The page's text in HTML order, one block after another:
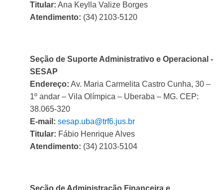
Titular: Ana Keylla Valize Borges
Atendimento: (34) 2103-5120
Seção de Suporte Administrativo e Operacional -
SESAP
Endereço: Av. Maria Carmelita Castro Cunha, 30 –
1º andar – Vila Olímpica – Uberaba – MG. CEP:
38.065-320
E-mail: sesap.uba@trf6.jus.br
Titular: Fábio Henrique Alves
Atendimento: (34) 2103-5104
Seção de Administração Financeira e